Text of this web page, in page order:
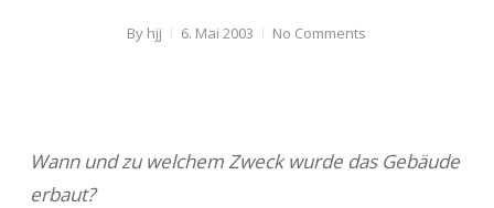
By hjj 6. Mai 2003 No Comments
Wann und zu welchem Zweck wurde das Gebäude
erbaut?